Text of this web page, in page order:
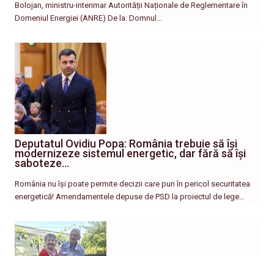
Bolojan, ministru-interimar Autorității Naționale de Reglementare în
Domeniul Energiei (ANRE) De la: Domnul…
Deputatul Ovidiu Popa: România trebuie să își
modernizeze sistemul energetic, dar fără să își
saboteze…
România nu își poate permite decizii care pun în pericol securitatea
energetică! Amendamentele depuse de PSD la proiectul de lege…